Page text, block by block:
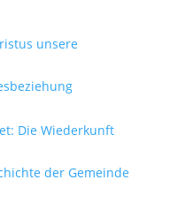
unsere
Die Wiederkunft
der Gemeinde